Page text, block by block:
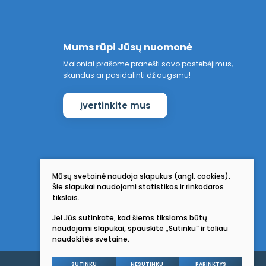
Mums rūpi Jūsų nuomonė
Maloniai prašome pranešti savo pastebėjimus,
skundus ar pasidalinti džiaugsmu!
Įvertinkite mus
Mūsų svetainė naudoja slapukus (angl. cookies).
Šie slapukai naudojami statistikos ir rinkodaros
tikslais.
Jei Jūs sutinkate, kad šiems tikslams būtų
naudojami slapukai, spauskite „Sutinku“ ir toliau
naudokitės svetaine.
SUTINKU NESUTINKU PARINKTYS